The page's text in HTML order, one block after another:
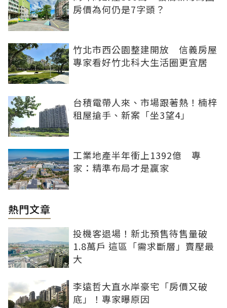
房價為何仍是7字頭？
竹北市西公園整建開放 信義房屋
專家看好竹北科大生活圈更宜居
台積電帶人來、市場跟著熱！楠梓
租屋搶手、新案「坐3望4」
工業地產半年衝上1392億 專
家：精準布局才是贏家
熱門文章
投機客退場！新北預售待售量破
1.8萬戶 這區「需求斷層」賣壓最
大
李遠哲大直水岸豪宅「房價又破
底」！專家曝原因